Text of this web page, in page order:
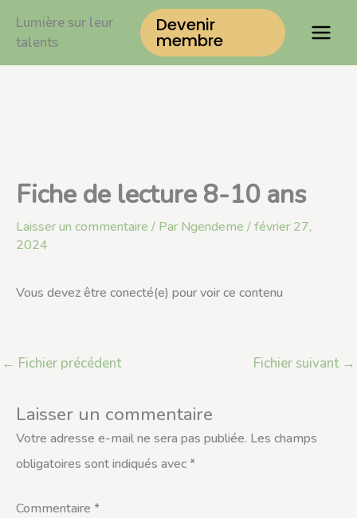
contenu
Lumière sur leur
talents
Devenir
membre
Fiche de lecture 8-10 ans
Laisser un commentaire / Par Ngendeme /février 27,
2024
Vous devez être conecté(e) pour voir ce contenu
← Fichier précédent Fichier suivant →
Laisser un commentaire
Votre adresse e-mail ne sera pas publiée. Les champs
obligatoires sont indiqués avec*
Commentaire *